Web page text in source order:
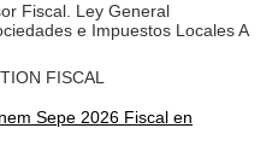
Fiscal. Ley General
e Impuestos Locales A
FISCAL
Sepe 2026 Fiscal en